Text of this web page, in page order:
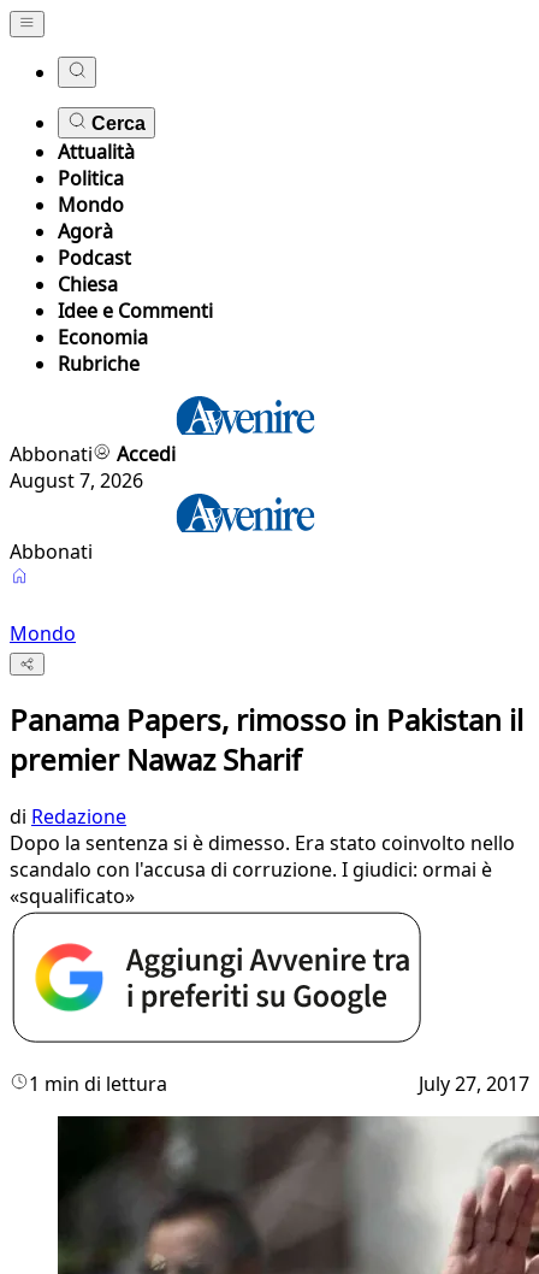
Cerca
Attualità
Politica
Mondo
Agorà
Podcast
Chiesa
Idee e Commenti
Economia
Rubriche
Abbonati
Accedi
August 7, 2026
Abbonati
Mondo
Panama Papers, rimosso in Pakistan il
premier Nawaz Sharif
di Redazione
Dopo la sentenza si è dimesso. Era stato coinvolto nello
scandalo con l'accusa di corruzione. I giudici: ormai è
«squalificato»
1 min di lettura July 27, 2017